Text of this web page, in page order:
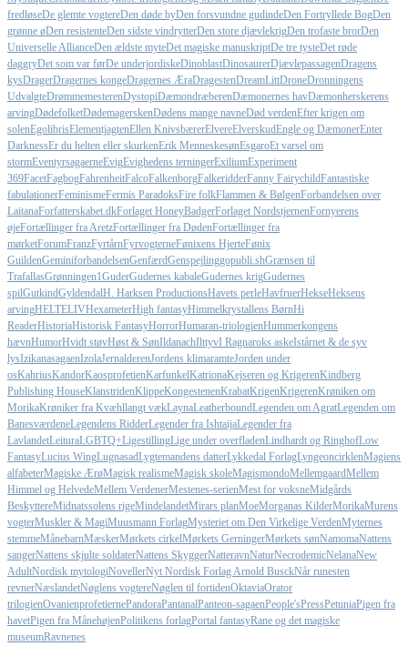
fredløseDe glemte vogtereDen døde byDen forsvundne gudindeDen Fortryllede BogDen
grønne øDen resistenteDen sidste vindrytterDen store djævlekrigDen trofaste brorDen
Universelle AllianceDen ældste myteDet magiske manuskriptDe tre tysteDet røde
daggryDet som var førDe underjordiskeDinoblastDinosaurerDjævlepassagenDragens
kysDragerDragernes kongeDragernes ÆraDragestenDreamLittDroneDronningens
UdvalgteDrømmemesterenDystopiDæmondræberenDæmonernes havDæmonherskerens
arvingDødefolketDødemagerskenDødens mange navneDød verdenEfter krigen om
solenEgolibrisElementjagtenEllen KnivsbærerElvereElverskudEngle og DæmonerEnter
DarknessEr du helten eller skurkenErik MenneskesønEsgaroEt varsel om
stormEventyrsagaerneEvigEvighedens terningerExiliumExperiment
369FacetFagbogFahrenheitFalcoFalkenborgFalkeridderFanny FairychildFantastiske
fabulationerFeminismeFermis ParadoksFire folkFlammen & BølgenForbandelsen over
LaitanaForfatterskabet.dkForlaget HoneyBadgerForlaget NordstjernenFornyerens
øjeFortællinger fra AretzFortællinger fra DødenFortællinger fra
mørketForumFranzFyrtårnFyrvogterneFønixens HjerteFønix
GuildenGeminiforbandelsenGenfærdGenspejlinggopubli.shGrænsen til
TrafallasGrønningen1GuderGudernes kabaleGudernes krigGudernes
spilGutkindGyldendalH. Harksen ProductionsHavets perleHavfruerHekseHeksens
arvingHELTELIVHexameterHigh fantasyHimmelkrystallens BørnHi
ReaderHistoriaHistorisk FantasyHorrorHumaran-triologienHummerkongens
hævnHumorHvidt støvHøst & SønIldanachIlttyvI Ragnaroks askeIstårnet & de syv
lysIzikanasagaenIzolaJernalderenJordens klimaramteJorden under
osKahriusKandorKaosprofetienKarfunkelKatrionaKejseren og KrigerenKindberg
Publishing HouseKlanstridenKlippeKongestenenKrabatKrigenKrigerenKrøniken om
MorikaKrøniker fra Kvæhllangt vækLaynaLeatherboundLegenden om AgratLegenden om
BanesværdeneLegendens RidderLegender fra IshtaijaLegender fra
LavlandetLeituraLGBTQ+LigestillingLige under overfladenLindhardt og RinghofLow
FantasyLucius WingLugnasadLygtemandens datterLykkedal ForlagLyngeoncirklenMagiens
alfabeterMagiske ÆrøMagisk realismeMagisk skoleMagismondoMellemgaardMellem
Himmel og HelvedeMellem VerdenerMestenes-serienMest for voksneMidgårds
BeskyttereMidnatssolens rigeMindelandetMirars planMoeMorganas KilderMorikaMurens
vogterMuskler & MagiMuusmann ForlagMysteriet om Den Virkelige VerdenMyternes
stemmeMånebarnMæskerMørkets cirkelMørkets GerningerMørkets sønNamomaNattens
sangerNattens skjulte soldaterNattens SkyggerNatteravnNaturNecrodemicNelanaNew
AdultNordisk mytologiNovellerNyt Nordisk Forlag Arnold BusckNår runesten
revnerNæslandetNøglens vogtereNøglen til fortidenOktaviaOrator
trilogienOvanienprofetiernePandoraPantanalPanteon-sagaenPeople'sPressPetuniaPigen fra
havetPigen fra MånehøjenPolitikens forlagPortal fantasyRane og det magiske
museumRavnenes